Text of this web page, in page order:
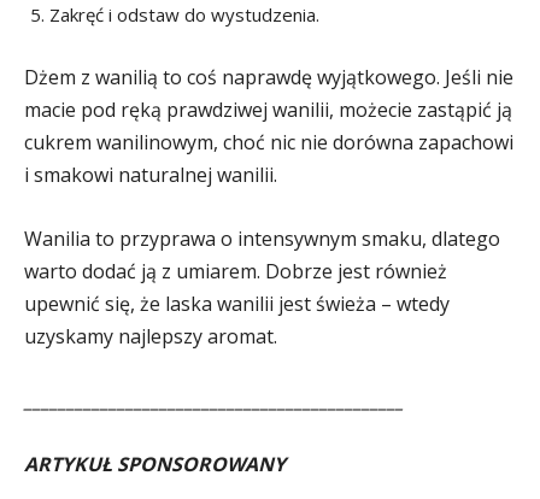
Zakręć i odstaw do wystudzenia.
Dżem z wanilią to coś naprawdę wyjątkowego. Jeśli nie
macie pod ręką prawdziwej wanilii, możecie zastąpić ją
cukrem wanilinowym, choć nic nie dorówna zapachowi
i smakowi naturalnej wanilii.
Wanilia to przyprawa o intensywnym smaku, dlatego
warto dodać ją z umiarem. Dobrze jest również
upewnić się, że laska wanilii jest świeża – wtedy
uzyskamy najlepszy aromat.
ARTYKUŁ SPONSOROWANY